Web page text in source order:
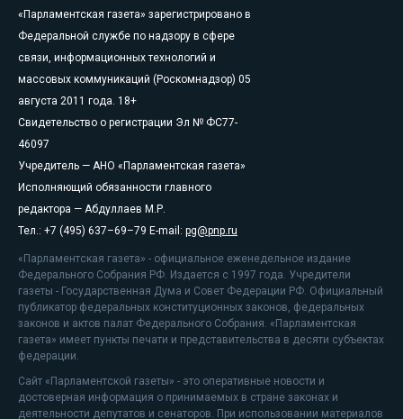
«Парламентская газета» зарегистрировано в
Федеральной службе по надзору в сфере
связи, информационных технологий и
массовых коммуникаций (Роскомнадзор) 05
августа 2011 года. 18+
Свидетельство о регистрации Эл № ФС77-
46097
Учредитель — АНО «Парламентская газета»
Исполняющий обязанности главного
редактора — Абдуллаев М.Р.
Тел.: +7 (495) 637–69–79 E-mail: pg@pnp.ru
«Парламентская газета» - официальное еженедельное издание
Федерального Собрания РФ. Издается с 1997 года. Учредители
газеты - Государственная Дума и Совет Федерации РФ. Официальный
публикатор федеральных конституционных законов, федеральных
законов и актов палат Федерального Собрания. «Парламентская
газета» имеет пункты печати и представительства в десяти субъектах
федерации.
Сайт «Парламентской газеты» - это оперативные новости и
достоверная информация о принимаемых в стране законах и
деятельности депутатов и сенаторов. При использовании материалов